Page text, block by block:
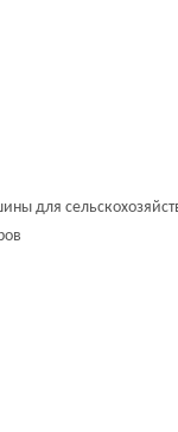
для